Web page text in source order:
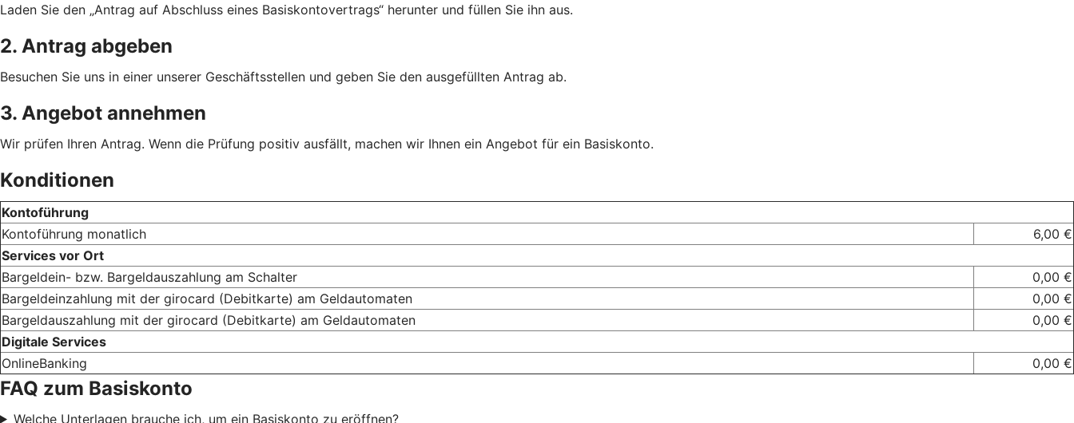
Laden Sie den „Antrag auf Abschluss eines Basiskontovertrags“ herunter und füllen Sie ihn aus.
2. Antrag abgeben
Besuchen Sie uns in einer unserer Geschäftsstellen und geben Sie den ausgefüllten Antrag ab.
3. Angebot annehmen
Wir prüfen Ihren Antrag. Wenn die Prüfung positiv ausfällt, machen wir Ihnen ein Angebot für ein Basiskonto.
Konditionen
Kontoführung
Kontoführung monatlich
6,00 €
Services vor Ort
Bargeldein- bzw. Bargeldauszahlung am Schalter
0,00 €
Bargeldeinzahlung mit der girocard (Debitkarte) am Geldautomaten
0,00 €
Bargeldauszahlung mit der girocard (Debitkarte) am Geldautomaten
0,00 €
Digitale Services
OnlineBanking
0,00 €
FAQ zum Basiskonto
Welche Unterlagen brauche ich, um ein Basiskonto zu eröffnen?